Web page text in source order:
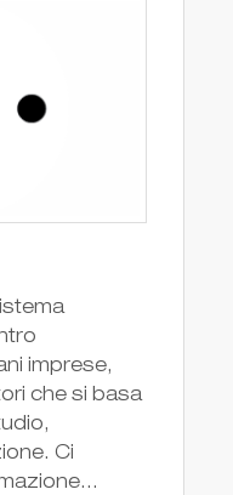
imprese,
che si basa
Ci